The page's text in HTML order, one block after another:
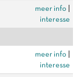
meer info
interesse
meer info
interesse